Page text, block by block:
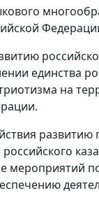
единства
на
развитию
мероприятий